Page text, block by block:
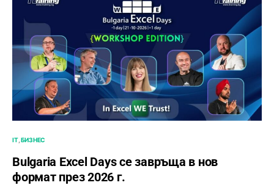
IT БИЗНЕС
Bulgaria Excel Days се завръща в нов
формат през 2026 г.